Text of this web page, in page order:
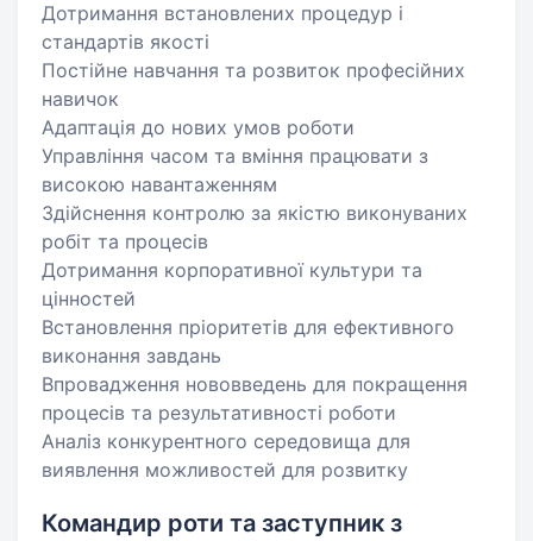
Дотримання встановлених процедур і
стандартів якості
Постійне навчання та розвиток професійних
навичок
Адаптація до нових умов роботи
Управління часом та вміння працювати з
високою навантаженням
Здійснення контролю за якістю виконуваних
робіт та процесів
Дотримання корпоративної культури та
цінностей
Встановлення пріоритетів для ефективного
виконання завдань
Впровадження нововведень для покращення
процесів та результативності роботи
Аналіз конкурентного середовища для
виявлення можливостей для розвитку
Командир роти та заступник з